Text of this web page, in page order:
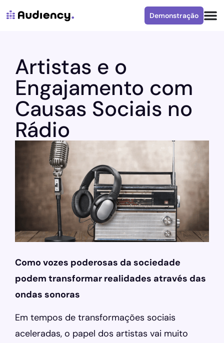
Demonstração
Artistas e o
Engajamento com
Causas Sociais no
Rádio
Como vozes poderosas da sociedade
podem transformar realidades através das
ondas sonoras
Em tempos de transformações sociais
aceleradas, o papel dos artistas vai muito